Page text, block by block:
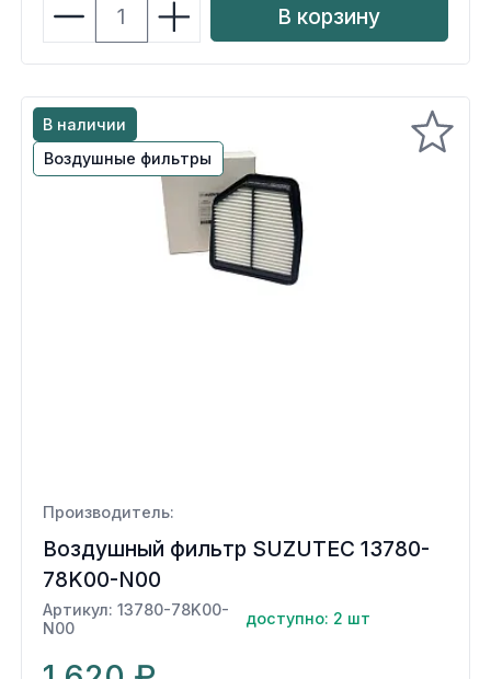
В корзину
В наличии
Воздушные фильтры
Производитель:
Воздушный фильтр SUZUTEC 13780-
78K00-N00
Артикул: 13780-78K00-
N00
доступно: 2 шт